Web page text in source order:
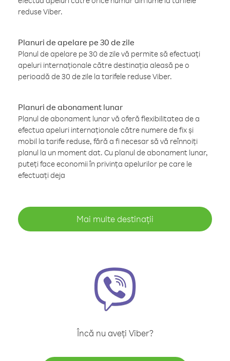
reduse Viber.
Planuri de apelare pe 30 de zile
Planul de apelare pe 30 de zile vă permite să efectuați
apeluri internaționale către destinația aleasă pe o
perioadă de 30 de zile la tarifele reduse Viber.
Planuri de abonament lunar
Planul de abonament lunar vă oferă flexibilitatea de a
efectua apeluri internaționale către numere de fix și
mobil la tarife reduse, fără a fi necesar să vă reînnoiți
planul la un moment dat. Cu planul de abonament lunar,
puteți face economii în privința apelurilor pe care le
efectuați deja
Mai multe destinații
Încă nu aveți Viber?